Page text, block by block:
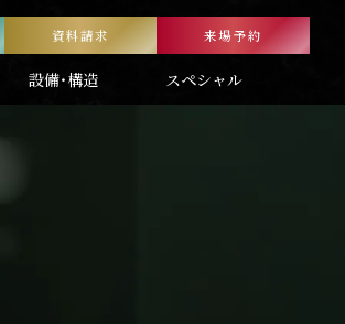
資料請求 来場予約
設備・構造 スペシャル